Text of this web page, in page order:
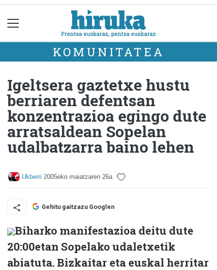
KOMUNITATEA
Igeltsera gaztetxe hustu
berriaren defentsan
konzentrazioa egingo dute
arratsaldean Sopelan
udalbatzarra baino lehen
Ukberri 2005eko maiatzaren 26a
Gehitu gaitzazu Googlen
Biharko manifestazioa deitu dute
20:00etan Sopelako udaletxetik
abiatuta. Bizkaitar eta euskal herritar